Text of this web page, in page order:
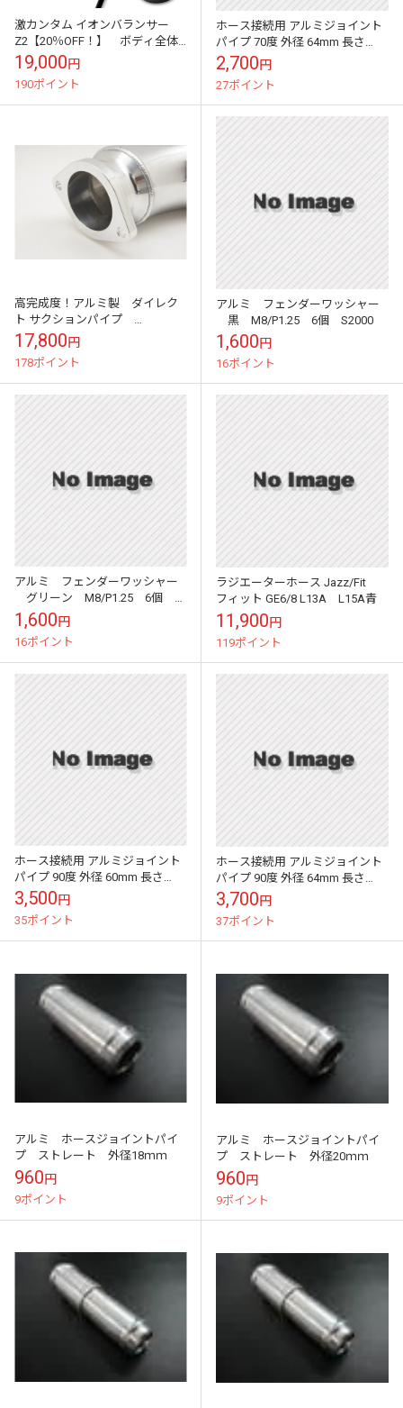
激カンタム イオンバランサー
Z2【20％OFF！】 ボディ全体
の静電気を中和して摩擦抵抗が
激減 驚くほどに燃費が向上 イオ
ンブラッ...
19,000円
190ポイント
ホース接続用 アルミジョイント
パイプ 70度 外径 64mm 長さ
300mm
2,700円
27ポイント
高完成度！アルミ製 ダイレク
ト サクションパイプ
CHASER JZX100 JZX110
1JZ-GTE
17,800円
178ポイント
アルミ フェンダーワッシャー
黒 M8/P1.25 6個 S2000
1,600円
16ポイント
アルミ フェンダーワッシャー
グリーン M8/P1.25 6個 シ
ビック EG6
1,600円
16ポイント
ラジエーターホース Jazz/Fit
フィット GE6/8 L13A L15A青
11,900円
119ポイント
ホース接続用 アルミジョイント
パイプ 90度 外径 60mm 長さ
300mm
3,500円
35ポイント
ホース接続用 アルミジョイント
パイプ 90度 外径 64mm 長さ
300mm
3,700円
37ポイント
アルミ ホースジョイントパイ
プ ストレート 外径18ｍｍ
960円
9ポイント
アルミ ホースジョイントパイ
プ ストレート 外径20ｍｍ
960円
9ポイント